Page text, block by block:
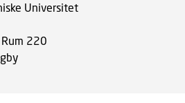
Universitet
220